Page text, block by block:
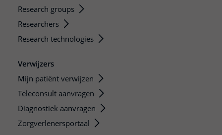
Research groups
Researchers
Research technologies
Verwijzers
Mijn patiënt verwijzen
Teleconsult aanvragen
Diagnostiek aanvragen
Zorgverlenersportaal